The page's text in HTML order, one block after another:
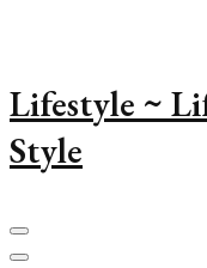
Lifestyle ~
Style